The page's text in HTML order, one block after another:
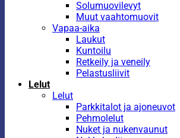
Solumuovilevyt
Muut vaahtomuovit
Vapaa-aika
Laukut
Kuntoilu
Retkeily ja veneily
Pelastusliivit
Lelut
Lelut
Parkkitalot ja ajoneuvot
Pehmolelut
Nuket ja nukenvaunut